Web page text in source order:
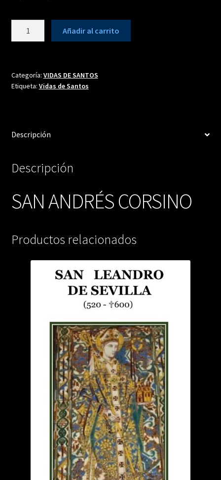
Añadir al carrito
Categoría: VIDAS DE SANTOS
Etiqueta: Vidas de Santos
Descripción
Descripción
SAN ANDRÉS CORSINO
Productos relacionados